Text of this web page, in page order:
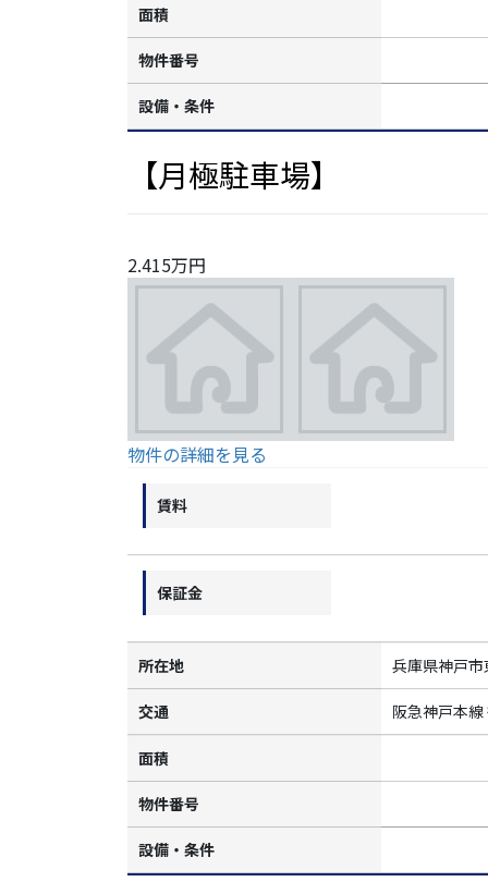
面積
物件番号
設備・条件
【月極駐車場】
2.415万円
物件の詳細を見る
賃料
保証金
所在地 兵庫県神戸
交通 阪急神戸本線
面積
物件番号
設備・条件